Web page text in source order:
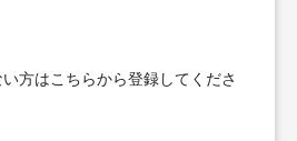
方はこちらから登録してくださ